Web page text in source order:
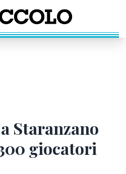
Staranzano
giocatori